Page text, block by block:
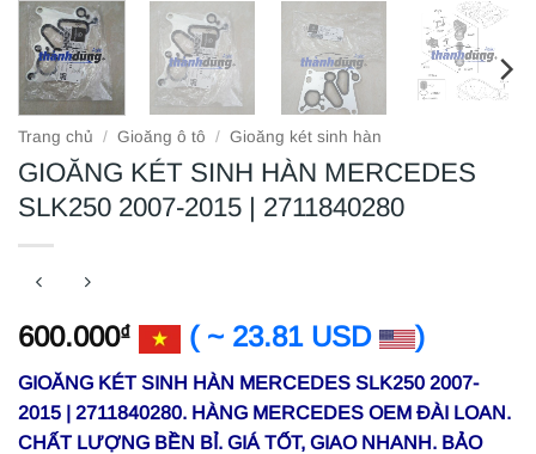
Trang chủ / Gioăng ô tô / Gioăng két sinh hàn
GIOĂNG KÉT SINH HÀN MERCEDES
SLK250 2007-2015 | 2711840280
600.000₫ ( ~ 23.81 USD )
GIOĂNG KÉT SINH HÀN MERCEDES SLK250 2007-
2015 | 2711840280. HÀNG MERCEDES OEM ĐÀI LOAN.
CHẤT LƯỢNG BỀN BỈ. GIÁ TỐT, GIAO NHANH. BẢO